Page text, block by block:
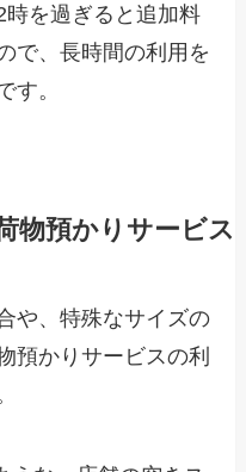
を過ぎると追加料
で、長時間の利用を
す。
物預かりサービス
や、特殊なサイズの
預かりサービスの利